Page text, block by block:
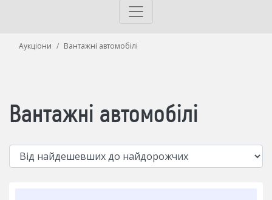
Аукціони Вантажні автомобілі
Вантажні автомобілі